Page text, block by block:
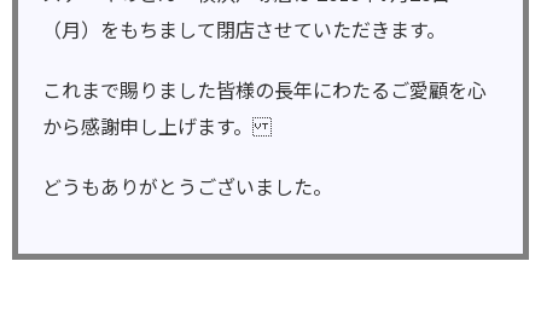
（月）をもちまして閉店させていただきます。
これまで賜りました皆様の長年にわたるご愛顧を心
から感謝申し上げます。
どうもありがとうございました。